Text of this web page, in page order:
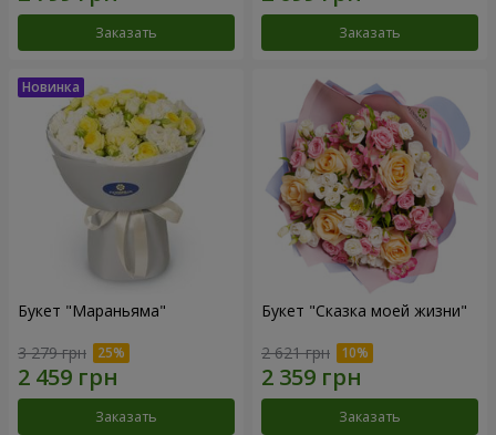
Заказать Заказать
Букет "Мараньяма"
3 279 грн
Заказать
Букет "Сказка моей жизни"
2 621 грн
Заказать